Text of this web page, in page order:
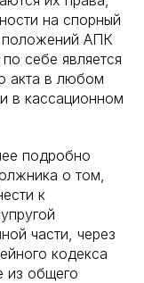
на спорный
положений АПК
себе является
акта в любом
в кассационном
подробно
о том,
к
части, через
кодекса
из общего